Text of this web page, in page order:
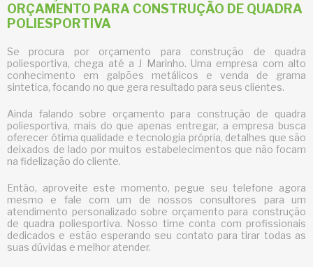
ORÇAMENTO PARA CONSTRUÇÃO DE QUADRA
POLIESPORTIVA
Se procura por orçamento para construção de quadra
poliesportiva, chega até a J Marinho. Uma empresa com alto
conhecimento em galpões metálicos e venda de grama
sintetica, focando no que gera resultado para seus clientes.
Ainda falando sobre orçamento para construção de quadra
poliesportiva, mais do que apenas entregar, a empresa busca
oferecer ótima qualidade e tecnologia própria, detalhes que são
deixados de lado por muitos estabelecimentos que não focam
na fidelização do cliente.
Então, aproveite este momento, pegue seu telefone agora
mesmo e fale com um de nossos consultores para um
atendimento personalizado sobre orçamento para construção
de quadra poliesportiva. Nosso time conta com profissionais
dedicados e estão esperando seu contato para tirar todas as
suas dúvidas e melhor atender.